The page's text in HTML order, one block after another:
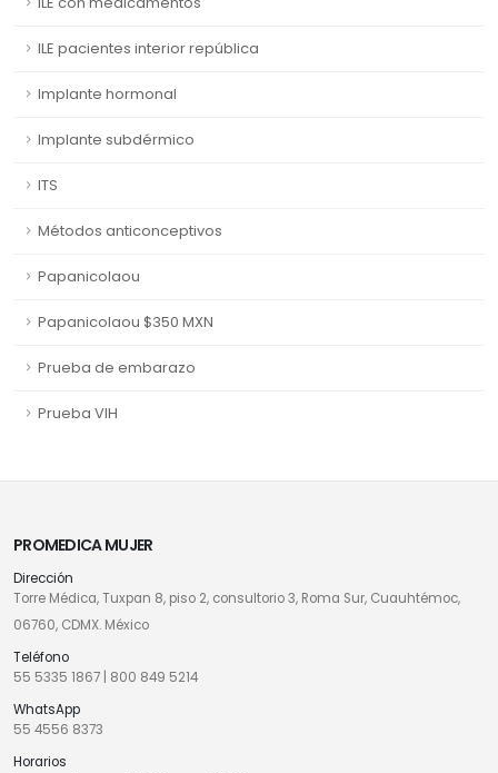
ILE pacientes interior república
Implante hormonal
Implante subdérmico
ITS
Métodos anticonceptivos
Papanicolaou
Papanicolaou $350 MXN
Prueba de embarazo
Prueba VIH
PROMEDICA MUJER
Dirección
Torre Médica, Tuxpan 8, piso 2, consultorio 3, Roma Sur, Cuauhtémoc,
06760, CDMX. México
Teléfono
55 5335 1867
800 849 5214
WhatsApp
55 4556 8373
Horarios